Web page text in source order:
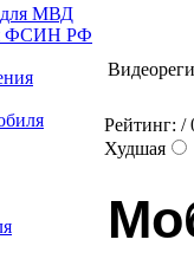
МВД
ФСИН РФ
Рейтинг: /
Худшая